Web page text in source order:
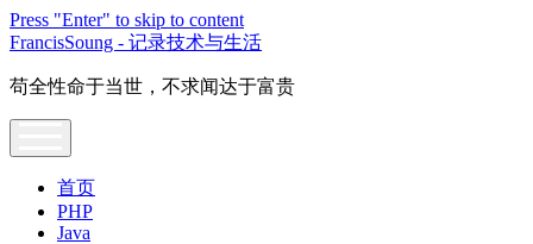
Press "Enter" to skip to content
FrancisSoung - 记录技术与生活
苟全性命于当世，不求闻达于富贵
首页
PHP
Java